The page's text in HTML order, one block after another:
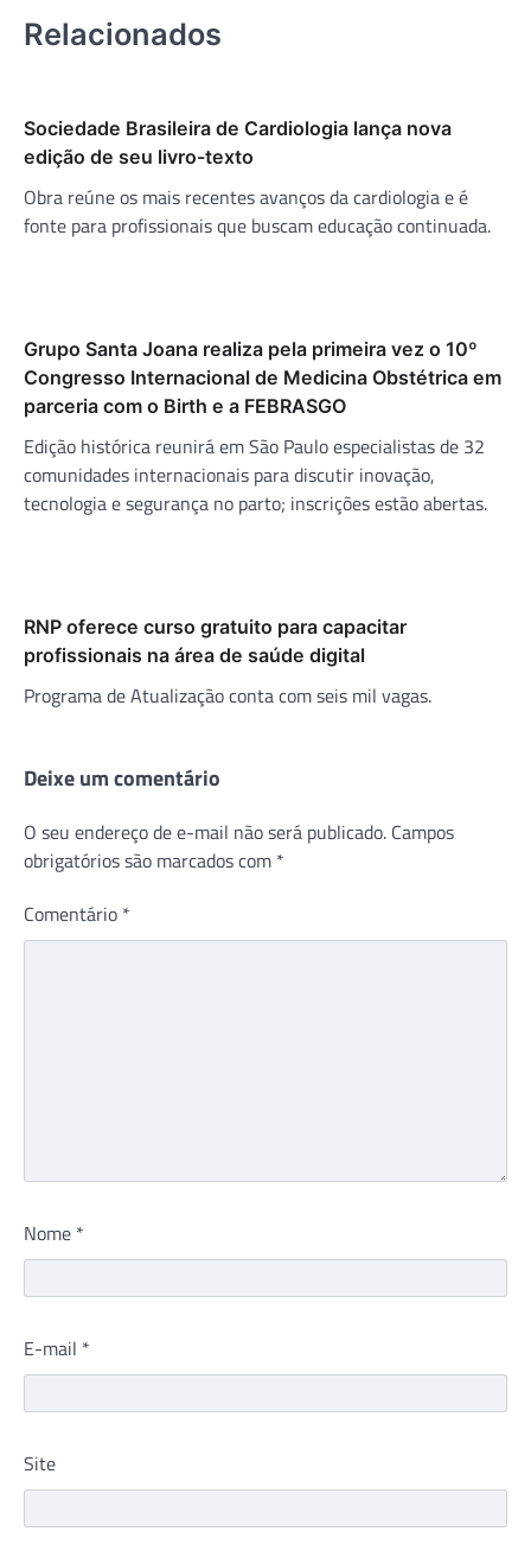
Relacionados
Sociedade Brasileira de Cardiologia lança nova
edição de seu livro-texto
Obra reúne os mais recentes avanços da cardiologia e é
fonte para profissionais que buscam educação continuada.
Grupo Santa Joana realiza pela primeira vez o 10º
Congresso Internacional de Medicina Obstétrica em
parceria com o Birth e a FEBRASGO
Edição histórica reunirá em São Paulo especialistas de 32
comunidades internacionais para discutir inovação,
tecnologia e segurança no parto; inscrições estão abertas.
RNP oferece curso gratuito para capacitar
profissionais na área de saúde digital
Programa de Atualização conta com seis mil vagas.
Deixe um comentário
O seu endereço de e-mail não será publicado. Campos
obrigatórios são marcados com *
Comentário *
Nome *
E-mail *
Site